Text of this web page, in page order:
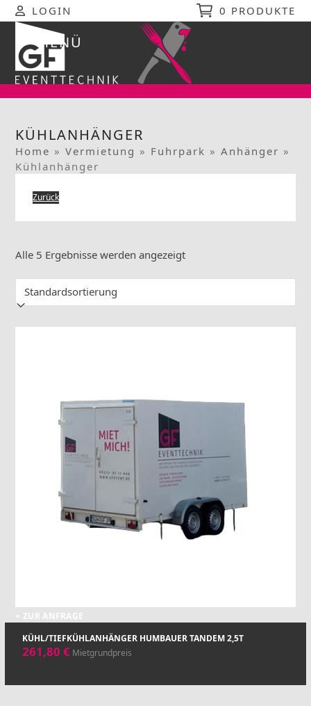
Skip
to
LOGIN 0 PRODUKTE
MENÜ
Open
mobile
menu
Close
mobile
menu
KÜHLANHÄNGER
Home »Vermietung » Fuhrpark »Anhänger »
Kühlanhänger
Zurück
Alle 5 Ergebnisse werden angezeigt
+ ZUR ANFRAGE
KÜHL/TIEFKÜHLANHÄNGER HUMBAUER TANDEM 2,5T
261,80€ Mietgrundpreis